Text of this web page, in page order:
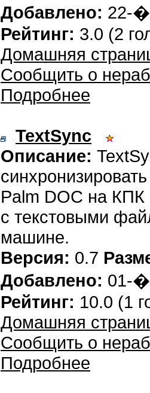
Добавлено: 22-
Рейтинг: 3.0 (2
Домашняя
Сообщить о
Подробнее
TextSync
Описание:
Palm DOC на КПК
с текстовыми
машине.
Версия: 0.7
Добавлено: 01-
Рейтинг: 10.0 (1
Домашняя
Сообщить о
Подробнее